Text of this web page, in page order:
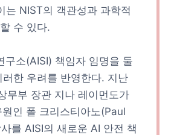
는 NIST의 객관성과 과학적
수 있다.
구소(AISI) 책임자 임명을 둘
한 우려를 반영한다. 지난
무부 장관 지나 레이먼도가
인 폴 크리스티아노(Paul
를 AISI의 새로운 AI 안전 책